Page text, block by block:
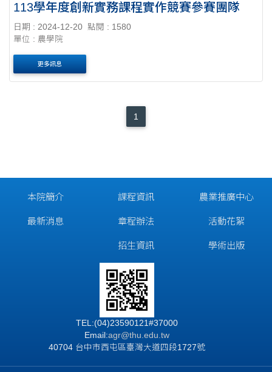
113學年度創新實務課程實作競賽參賽團隊
日期 : 2024-12-20 點閱 : 1580
單位 : 農學院
更多訊息
1
本院簡介
最新消息
課程資訊
章程辦法
招生資訊
農業推廣中心
活動花絮
學術出版
TEL:(04)23590121#37000
Email:agr@thu.edu.tw
40704 台中市西屯區臺灣大道四段1727號